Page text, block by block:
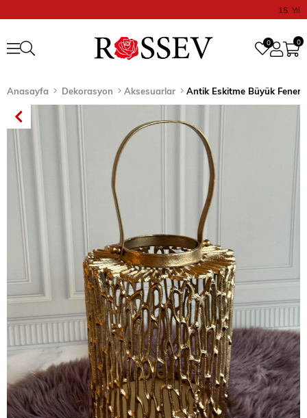
15. Yıl
0
0
Anasayfa Dekorasyon Aksesuarlar Antik Eskitme Büyük Fener